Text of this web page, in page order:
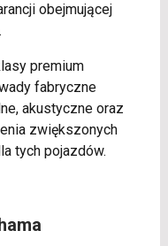
obejmującej
premium
fabryczne
akustyczne oraz
zwiększonych
tych pojazdów.